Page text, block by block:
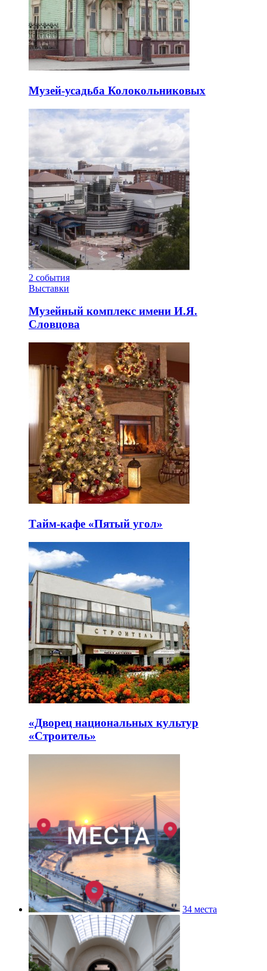
Музей-усадьба Колокольниковых
2 события
Выставки
Музейный комплекс имени И.Я.
Словцова
Тайм-кафе «Пятый угол»
«Дворец национальных культур
«Строитель»
34 места